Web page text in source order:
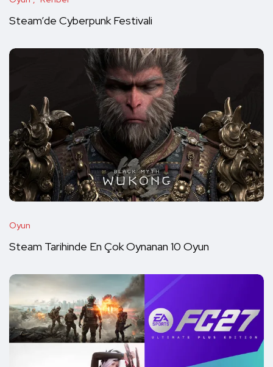
Steam’de Cyberpunk Festivali
Oyun
Steam Tarihinde En Çok Oynanan 10 Oyun